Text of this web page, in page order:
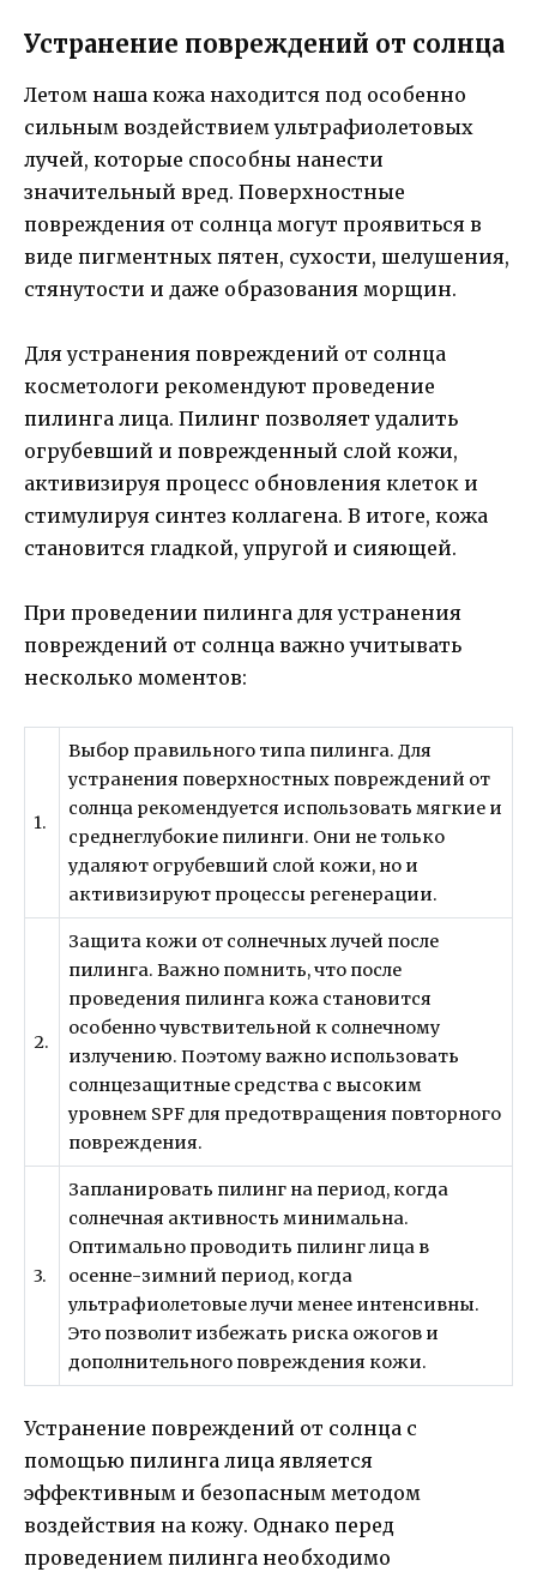
Устранение повреждений от солнца
Летом наша кожа находится под особенно
сильным воздействием ультрафиолетовых
лучей, которые способны нанести
значительный вред. Поверхностные
повреждения от солнца могут проявиться в
виде пигментных пятен, сухости, шелушения,
стянутости и даже образования морщин.
Для устранения повреждений от солнца
косметологи рекомендуют проведение
пилинга лица. Пилинг позволяет удалить
огрубевший и поврежденный слой кожи,
активизируя процесс обновления клеток и
стимулируя синтез коллагена. В итоге, кожа
становится гладкой, упругой и сияющей.
При проведении пилинга для устранения
повреждений от солнца важно учитывать
несколько моментов:
1.
Выбор правильного типа пилинга. Для
устранения поверхностных повреждений от
солнца рекомендуется использовать мягкие и
среднеглубокие пилинги. Они не только
удаляют огрубевший слой кожи, но и
активизируют процессы регенерации.
2.
Защита кожи от солнечных лучей после
пилинга. Важно помнить, что после
проведения пилинга кожа становится
особенно чувствительной к солнечному
излучению. Поэтому важно использовать
солнцезащитные средства с высоким
уровнем SPF для предотвращения повторного
повреждения.
3.
Запланировать пилинг на период, когда
солнечная активность минимальна.
Оптимально проводить пилинг лица в
осенне-зимний период, когда
ультрафиолетовые лучи менее интенсивны.
Это позволит избежать риска ожогов и
дополнительного повреждения кожи.
Устранение повреждений от солнца с
помощью пилинга лица является
эффективным и безопасным методом
воздействия на кожу. Однако перед
проведением пилинга необходимо